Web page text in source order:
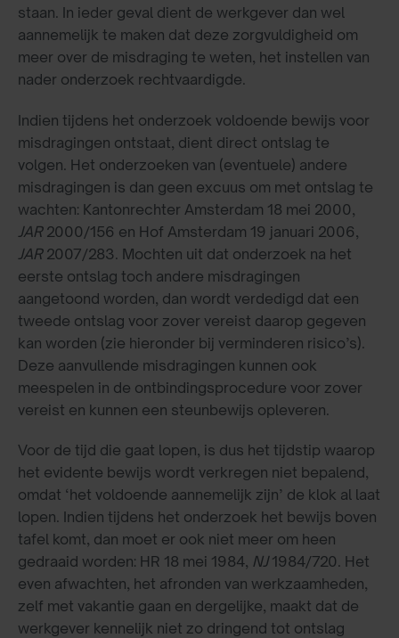
staan. In ieder geval dient de werkgever dan wel
aannemelijk te maken dat deze zorgvuldigheid om
meer over de misdraging te weten, het instellen van
nader onderzoek rechtvaardigde.
Indien tijdens het onderzoek voldoende bewijs voor
misdragingen ontstaat, dient direct ontslag te
volgen. Het onderzoeken van (eventuele) andere
misdragingen is dan geen excuus om met ontslag te
wachten: Kantonrechter Amsterdam 18 mei 2000,
JAR2000/156 en Hof Amsterdam 19 januari 2006,
JAR2007/283. Mochten uit dat onderzoek na het
eerste ontslag toch andere misdragingen
aangetoond worden, dan wordt verdedigd dat een
tweede ontslag voor zover vereist daarop gegeven
kan worden (zie hieronder bij verminderen risico’s).
Deze aanvullende misdragingen kunnen ook
meespelen in de ontbindingsprocedure voor zover
vereist en kunnen een steunbewijs opleveren.
Voor de tijd die gaat lopen, is dus het tijdstip waarop
het evidente bewijs wordt verkregen niet bepalend,
omdat ‘het voldoende aannemelijk zijn’ de klok al laat
lopen. Indien tijdens het onderzoek het bewijs boven
tafel komt, dan moet er ook niet meer om heen
gedraaid worden: HR 18 mei 1984, NJ1984/720. Het
even afwachten, het afronden van werkzaamheden,
zelf met vakantie gaan en dergelijke, maakt dat de
werkgever kennelijk niet zo dringend tot ontslag